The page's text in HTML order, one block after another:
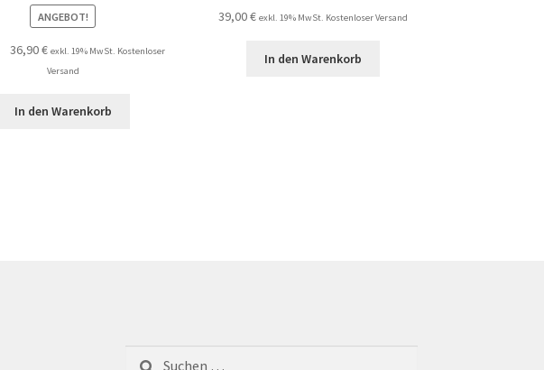
ANGEBOT!
Ursprünglicher
38,00 €
36,90€Aktueller
Preis
36,90 €.
exkl. 19% MwSt. Kostenloser
Versand
In den Warenkorb
39,00€ exkl. 19% MwSt. Kostenloser Versand
In den Warenkorb